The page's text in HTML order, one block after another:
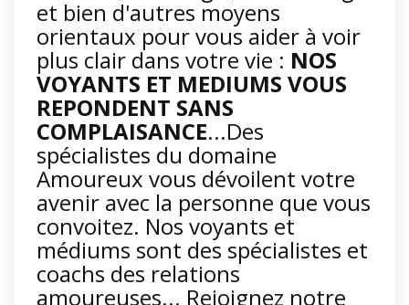
et bien d'autres moyens
orientaux pour vous aider à voir
plus clair dans votre vie : NOS
VOYANTS ET MEDIUMS VOUS
REPONDENT SANS
COMPLAISANCE...Des
spécialistes du domaine
Amoureux vous dévoilent votre
avenir avec la personne que vous
convoitez. Nos voyants et
médiums sont des spécialistes et
coachs des relations
amoureuses... Rejoignez notre